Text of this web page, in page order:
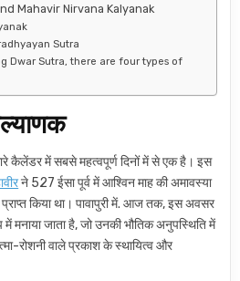
Mahavir Nirvana Kalyanak
Sutra
Dwar Sutra, there are four types of
कैलेंडर में सबसे महत्वपूर्ण दिनों में से एक है। इस
ने 527 ईसा पूर्व में आश्विन माह की अमावस्या
प्राप्त किया था। पावापुरी में. आज तक, इस अवसर
में मनाया जाता है, जो उनकी भौतिक अनुपस्थिति में
रोशनी वाले प्रकाश के स्थायित्व और